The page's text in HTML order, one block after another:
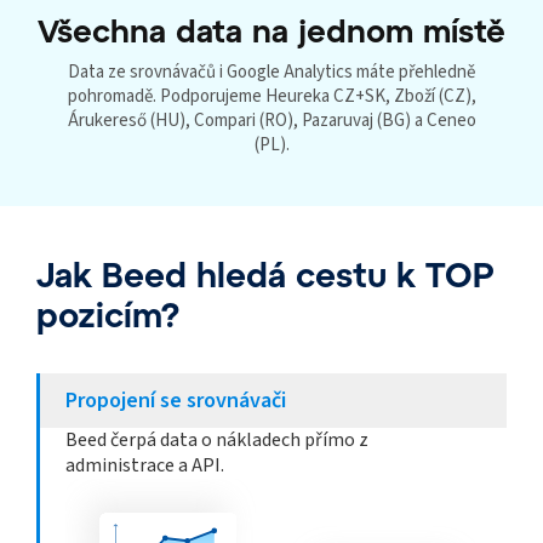
Všechna data na jednom místě
Data ze srovnávačů i Google Analytics máte přehledně
pohromadě. Podporujeme Heureka CZ+SK, Zboží (CZ),
Árukereső (HU), Compari (RO), Pazaruvaj (BG) a Ceneo
(PL).
Jak Beed hledá cestu k TOP
pozicím?
Propojení se srovnávači
Beed čerpá data o nákladech přímo z
administrace a API.